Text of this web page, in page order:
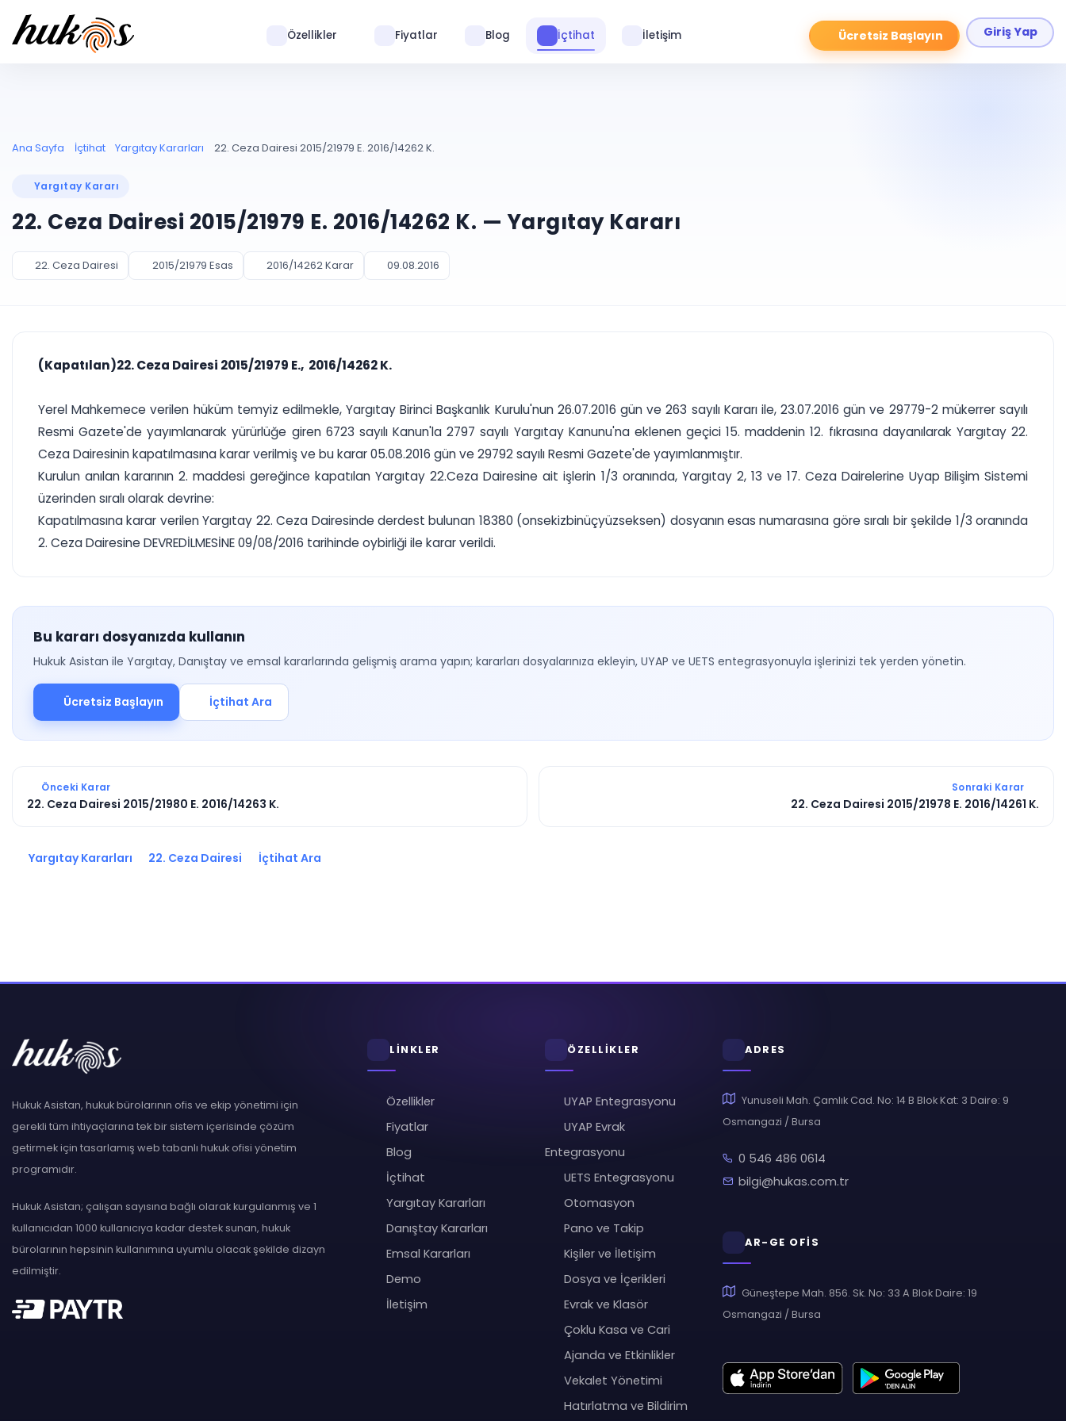
Ücretsiz Başlayın Giriş Yap
Özellikler Fiyatlar Blog İçtihat İletişim
Ana Sayfa İçtihat Yargıtay Kararları 22. Ceza Dairesi 2015/21979 E. 2016/14262 K.
Yargıtay Kararı
22. Ceza Dairesi 2015/21979 E. 2016/14262 K. — Yargıtay Kararı
22. Ceza Dairesi 2015/21979 Esas 2016/14262 Karar 09.08.2016
(Kapatılan)22. Ceza Dairesi 2015/21979 E., 2016/14262 K.
Yerel Mahkemece verilen hüküm temyiz edilmekle, Yargıtay Birinci Başkanlık Kurulu'nun 26.07.2016 gün ve 263 sayılı Kararı ile, 23.07.2016 gün ve 29779-2 mükerrer sayılı
Resmi Gazete'de yayımlanarak yürürlüğe giren 6723 sayılı Kanun'la 2797 sayılı Yargıtay Kanunu'na eklenen geçici 15. maddenin 12. fıkrasına dayanılarak Yargıtay 22.
Ceza Dairesinin kapatılmasına karar verilmiş ve bu karar 05.08.2016 gün ve 29792 sayılı Resmi Gazete'de yayımlanmıştır.
Kurulun anılan kararının 2. maddesi gereğince kapatılan Yargıtay 22.Ceza Dairesine ait işlerin 1/3 oranında, Yargıtay 2, 13 ve 17. Ceza Dairelerine Uyap Bilişim Sistemi
üzerinden sıralı olarak devrine:
Kapatılmasına karar verilen Yargıtay 22. Ceza Dairesinde derdest bulunan 18380 (onsekizbinüçyüzseksen) dosyanın esas numarasına göre sıralı bir şekilde 1/3 oranında
2. Ceza Dairesine DEVREDİLMESİNE 09/08/2016 tarihinde oybirliği ile karar verildi.
Bu kararı dosyanızda kullanın
Hukuk Asistan ile Yargıtay, Danıştay ve emsal kararlarında gelişmiş arama yapın; kararları dosyalarınıza ekleyin, UYAP ve UETS entegrasyonuyla işlerinizi tek yerden yönetin.
Ücretsiz Başlayın İçtihat Ara
Önceki Karar
22. Ceza Dairesi 2015/21980 E. 2016/14263 K.
Sonraki Karar
22. Ceza Dairesi 2015/21978 E. 2016/14261 K.
Yargıtay Kararları 22. Ceza Dairesi İçtihat Ara
Hukuk Asistan, hukuk bürolarının ofis ve ekip yönetimi için
gerekli tüm ihtiyaçlarına tek bir sistem içerisinde çözüm
getirmek için tasarlamış web tabanlı hukuk ofisi yönetim
programıdır.
Hukuk Asistan; çalışan sayısına bağlı olarak kurgulanmış ve 1
kullanıcıdan 1000 kullanıcıya kadar destek sunan, hukuk
bürolarının hepsinin kullanımına uyumlu olacak şekilde dizayn
edilmiştir.
LİNKLER
Özellikler
Fiyatlar
Blog
İçtihat
Yargıtay Kararları
Danıştay Kararları
Emsal Kararları
Demo
İletişim
ÖZELLİKLER
UYAP Entegrasyonu
UYAP Evrak
Entegrasyonu
UETS Entegrasyonu
Otomasyon
Pano ve Takip
Kişiler ve İletişim
Dosya ve İçerikleri
Evrak ve Klasör
Çoklu Kasa ve Cari
Ajanda ve Etkinlikler
Vekalet Yönetimi
Hatırlatma ve Bildirim
ADRES
Yunuseli Mah. Çamlık Cad. No: 14 B Blok Kat: 3 Daire: 9
Osmangazi / Bursa
0 546 486 0614
bilgi@hukas.com.tr
AR-GE OFİS
Güneştepe Mah. 856. Sk. No: 33 A Blok Daire: 19
Osmangazi / Bursa